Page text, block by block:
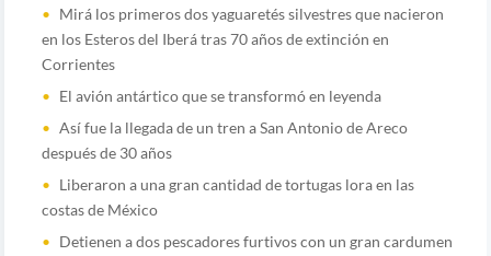
Mirá los primeros dos yaguaretés silvestres que nacieron
en los Esteros del Iberá tras 70 años de extinción en
Corrientes
El avión antártico que se transformó en leyenda
Así fue la llegada de un tren a San Antonio de Areco
después de 30 años
Liberaron a una gran cantidad de tortugas lora en las
costas de México
Detienen a dos pescadores furtivos con un gran cardumen